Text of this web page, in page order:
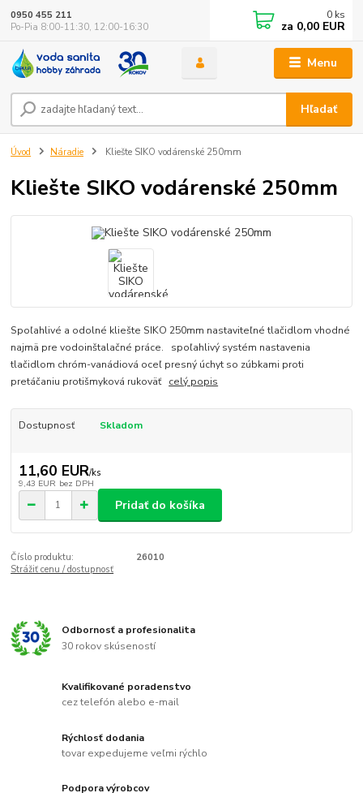
Menu
Hľadať
0950 455 211
Po-Pia 8:00-11:30, 12:00-16:30
0 ks
za 0,00 EUR
Úvod Náradie Kliešte SIKO vodárenské 250mm
Kliešte SIKO vodárenské 250mm
Spoľahlivé a odolné kliešte SIKO 250mm nastaviteľné tlačidlom vhodné
najmä pre vodoinštalačné práce. spoľahlivý systém nastavenia
tlačidlom chróm-vanádiová oceľ presný úchyt so zúbkami proti
pretáčaniu protišmyková rukoväť celý popis
Dostupnosť Skladom
11,60 EUR/ks
9,43 EUR bez DPH
Pridať do košíka
Číslo produktu:
26010
Strážiť cenu / dostupnosť
Odbornosť a profesionalita
30 rokov skúseností
Kvalifikované poradenstvo
cez telefón alebo e-mail
Rýchlosť dodania
tovar expedujeme veľmi rýchlo
Podpora výrobcov